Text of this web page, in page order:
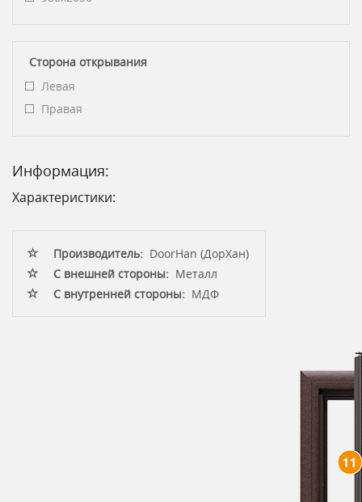
Сторона открывания
Левая
Правая
Информация:
Характеристики:
Производитель: DoorHan (ДорХан)
С внешней стороны: Металл
С внутренней стороны: МДФ